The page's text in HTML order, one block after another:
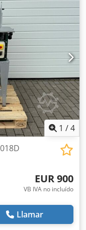
Datos
canto horizontal,
- Ancho de
oscilante: 90° -
Iog Sja
1 /4
EUR 900
VB IVA no incluído
Llamar